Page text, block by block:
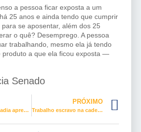
a pessoa ficar exposta a um
25 anos e ainda tendo que cumprir
se aposentar, além dos 25
o quê? Desemprego. A pessoa
trabalhando, mesmo ela já tendo
produto a que ela ficou exposta —
Senado
Eduardo Braga adia apresentação de projeto que regulamenta aposentadoria por periculosidade
PRÓXIMO
Trabalho escravo na cadeia produtiva do café